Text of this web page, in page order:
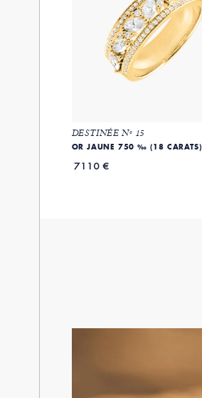
DESTINÉE Nº 15
OR JAUNE 750 ‰ (18 CARATS)
7110 €